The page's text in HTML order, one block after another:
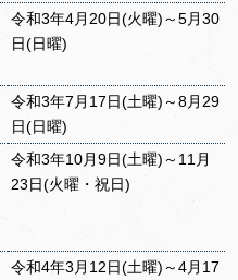
令和3年4月20日(火曜)～5月30
日(日曜)
令和3年7月17日(土曜)～8月29
日(日曜)
令和3年10月9日(土曜)～11月
23日(火曜・祝日)
令和4年3月12日(土曜)～4月17